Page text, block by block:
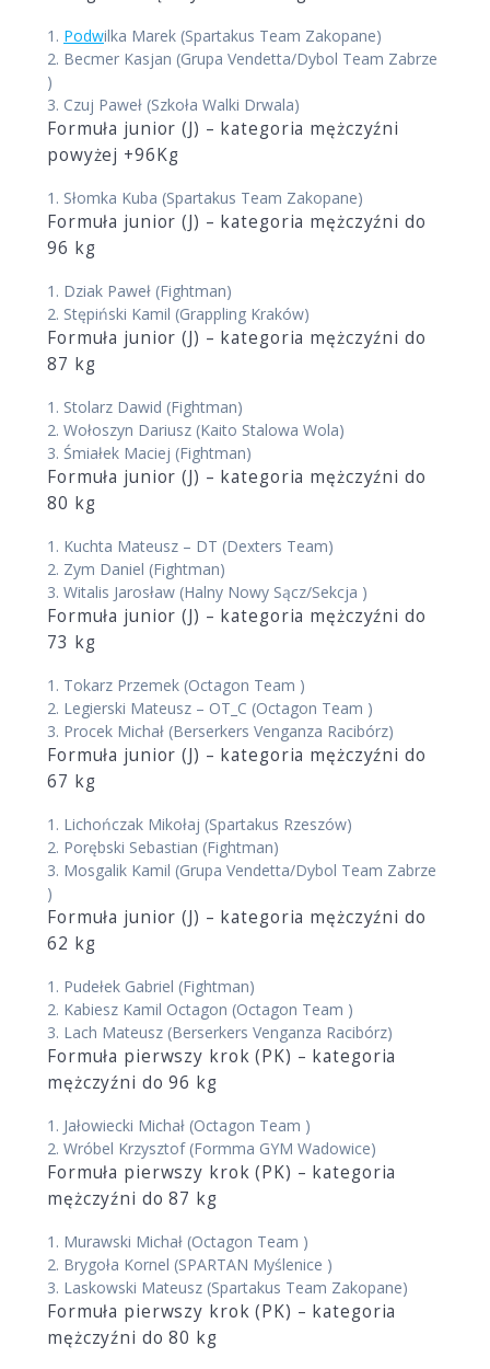
1. Podwilka Marek (Spartakus Team Zakopane)
2. Becmer Kasjan (Grupa Vendetta/Dybol Team Zabrze
)
3. Czuj Paweł (Szkoła Walki Drwala)
Formuła junior (J) – kategoria mężczyźni
powyżej +96Kg
1. Słomka Kuba (Spartakus Team Zakopane)
Formuła junior (J) – kategoria mężczyźni do
96 kg
1. Dziak Paweł (Fightman)
2. Stępiński Kamil (Grappling Kraków)
Formuła junior (J) – kategoria mężczyźni do
87 kg
1. Stolarz Dawid (Fightman)
2. Wołoszyn Dariusz (Kaito Stalowa Wola)
3. Śmiałek Maciej (Fightman)
Formuła junior (J) – kategoria mężczyźni do
80 kg
1. Kuchta Mateusz – DT (Dexters Team)
2. Zym Daniel (Fightman)
3. Witalis Jarosław (Halny Nowy Sącz/Sekcja )
Formuła junior (J) – kategoria mężczyźni do
73 kg
1. Tokarz Przemek (Octagon Team )
2. Legierski Mateusz – OT_C (Octagon Team )
3. Procek Michał (Berserkers Venganza Racibórz)
Formuła junior (J) – kategoria mężczyźni do
67 kg
1. Lichończak Mikołaj (Spartakus Rzeszów)
2. Porębski Sebastian (Fightman)
3. Mosgalik Kamil (Grupa Vendetta/Dybol Team Zabrze
)
Formuła junior (J) – kategoria mężczyźni do
62 kg
1. Pudełek Gabriel (Fightman)
2. Kabiesz Kamil Octagon (Octagon Team )
3. Lach Mateusz (Berserkers Venganza Racibórz)
Formuła pierwszy krok (PK) – kategoria
mężczyźni do 96 kg
1. Jałowiecki Michał (Octagon Team )
2. Wróbel Krzysztof (Formma GYM Wadowice)
Formuła pierwszy krok (PK) – kategoria
mężczyźni do 87 kg
1. Murawski Michał (Octagon Team )
2. Brygoła Kornel (SPARTAN Myślenice )
3. Laskowski Mateusz (Spartakus Team Zakopane)
Formuła pierwszy krok (PK) – kategoria
mężczyźni do 80 kg